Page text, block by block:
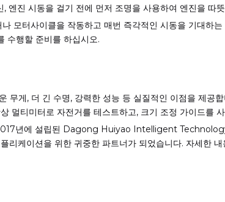
엔진 시동을 걸기 전에 먼저 조명을 사용하여 엔진을 따
모터사이클을 작동하고 매번 즉각적인 시동을 기대하
수행할 준비를 하십시오.
무게, 더 긴 수명, 강력한 성능 등 실질적인 이점을 제공
멀티미터로 자전거를 테스트하고, 크기 조정 가이드를
년에 설립된 Dagong Huiyao Intelligent
리케이션을 위한 귀중한 파트너가 되었습니다. 자세한